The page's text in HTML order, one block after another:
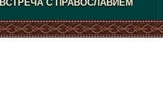
ВСТРЕЧА С ПРАВОСЛАВИЕМ